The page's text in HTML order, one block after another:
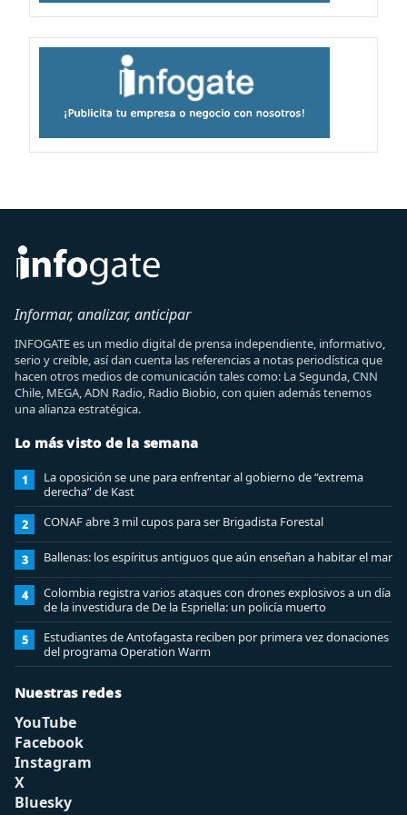
Informar, analizar, anticipar
INFOGATE es un medio digital de prensa independiente, informativo,
serio y creíble, así dan cuenta las referencias a notas periodística que
hacen otros medios de comunicación tales como: La Segunda, CNN
Chile, MEGA, ADN Radio, Radio Biobio, con quien además tenemos
una alianza estratégica.
Lo más visto de la semana
1
La oposición se une para enfrentar al gobierno de “extrema
derecha” de Kast
2 CONAF abre 3 mil cupos para ser Brigadista Forestal
3 Ballenas: los espíritus antiguos que aún enseñan a habitar el mar
4
Colombia registra varios ataques con drones explosivos a un día
de la investidura de De la Espriella: un policía muerto
5
Estudiantes de Antofagasta reciben por primera vez donaciones
del programa Operation Warm
Nuestras redes
YouTube
Facebook
Instagram
X
Bluesky